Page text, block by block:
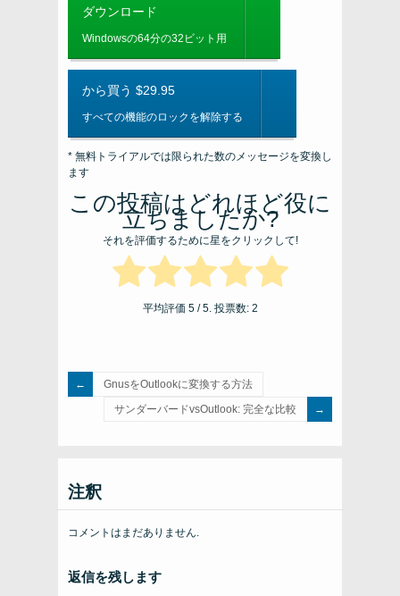
ダウンロード
Windowsの64分の32ビット用
から買う $29.95
すべての機能のロックを解除する
* 無料トライアルでは限られた数のメッセージを変換し
ます
この投稿はどれほど役に
立ちましたか?
それを評価するために星をクリックして!
平均評価 5/ 5. 投票数: 2
GnusをOutlookに変換する方法
サンダーバードvsOutlook: 完全な比較
注釈
コメントはまだありません.
返信を残します